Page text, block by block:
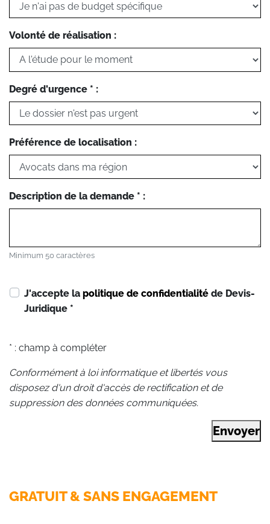
Volonté de réalisation :
Degré d'urgence * :
Préférence de localisation :
Description de la demande * :
Minimum 50 caractères
J'accepte la politique de confidentialité de Devis-
Juridique *
* : champ à compléter
Conformément à loi informatique et libertés vous
disposez d'un droit d'accès de rectification et de
suppression des données communiquées.
Envoyer
GRATUIT & SANS ENGAGEMENT